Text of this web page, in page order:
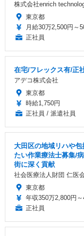
株式会社enrich
東京都
月給30万2,500円～
正社員
在宅/フレックス有/正
アデコ株式会社
東京都
時給1,750円
正社員 / 派遣社員
大田区の地域リハや
たい作業療法士募集/
街に深く貢献
社会医療法人財団 仁医
東京都
年収350万2,800円
正社員